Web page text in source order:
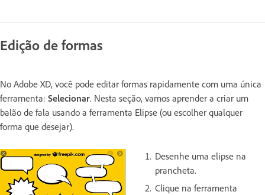
Edição de formas
No Adobe XD, você pode editar formas rapidamente com uma única
ferramenta: Selecionar. Nesta seção, vamos aprender a criar um
balão de fala usando a ferramenta Elipse (ou escolher qualquer
forma que desejar).
Desenhe uma elipse na
prancheta.
Clique na ferramenta